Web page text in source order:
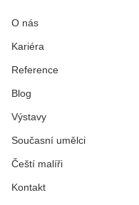
O nás
Kariéra
Reference
Blog
Výstavy
Současní umělci
Čeští malíři
Kontakt